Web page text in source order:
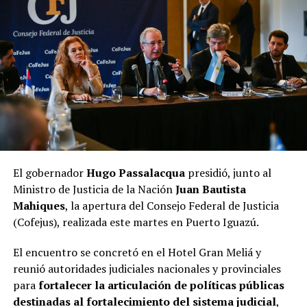
expresó el Matías Sebely.
El Encuentro Internacional de Autos Clásicos reunirá
vehículos clásicos, antiguos y hot rods de distintos
clubes y coleccionistas, ofreciendo durante tres
jornadas una propuesta para toda la familia. La
organización informó quelos primeros 150 inscriptos
recibirán un kit de bienvenida
y que podrán participar
vehículosmodelo 1994 o anteriores
Con este nuevo evento, Leandro N. Alem continúa
fortaleciendo su perfil como sede de encuentros de
relevancia
nacional e internacional, impulsando el
turismo, dinamizando la actividad comercial y
gastronómica y generando un importante movimiento
económico para toda la comunidad, en el marco de las
actividadesRumbo al Centenario.
El gobernadorHugo Passalacquapresidió, junto al
Ministro de Justicia de la NaciónJuan Bautista
Mahiques, la apertura del Consejo Federal de Justicia
(Cofejus), realizada este martes en Puerto Iguazú.
El encuentro se concretó en el Hotel Gran Meliá y
reunió autoridades judiciales nacionales y provinciales
parafortalecer la articulación de políticas públicas
destinadas al fortalecimiento del sistema judicial,